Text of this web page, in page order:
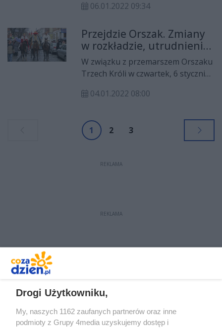
06.01.2022 09:34
Przejdzie Orszak. Zmiany
w rozkładzie, utrudnienia
w ruchu
W związku z przemarszem Orszaku
Trzech Króli w czwartek, 6 stycznia
wprowadzone objazdy dla kilku
poza tym utrudnienia w ruchu.
04.01.2022 08:00
1 2 3
REKLAMA
REKLAMA
Drogi Użytkowniku,
My, naszych 1162 zaufanych partnerów oraz inne
podmioty z Grupy 4media uzyskujemy dostęp i